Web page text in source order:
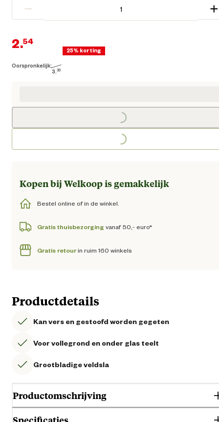
− +
Oorspronkelijk:
3.39
2.54
Huidige prijs € 2,54
25% korting
Loading...
Loading...
Kopen bij Welkoop is gemakkelijk
Bestel online of in de winkel.
Gratis thuisbezorging vanaf 50,- euro*
Gratis retourin ruim 160 winkels
Productdetails
Kan vers en gestoofd worden gegeten
Voor vollegrond en onder glas teelt
Grootbladige veldsla
Productomschrijving